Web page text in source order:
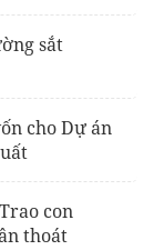
sắt
cho Dự án
con
thoát